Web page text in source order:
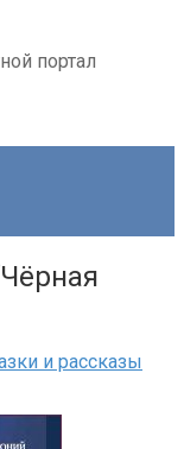
портал
и рассказы